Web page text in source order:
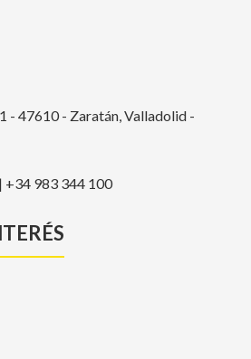
- 47610 - Zaratán, Valladolid -
+34 983 344 100